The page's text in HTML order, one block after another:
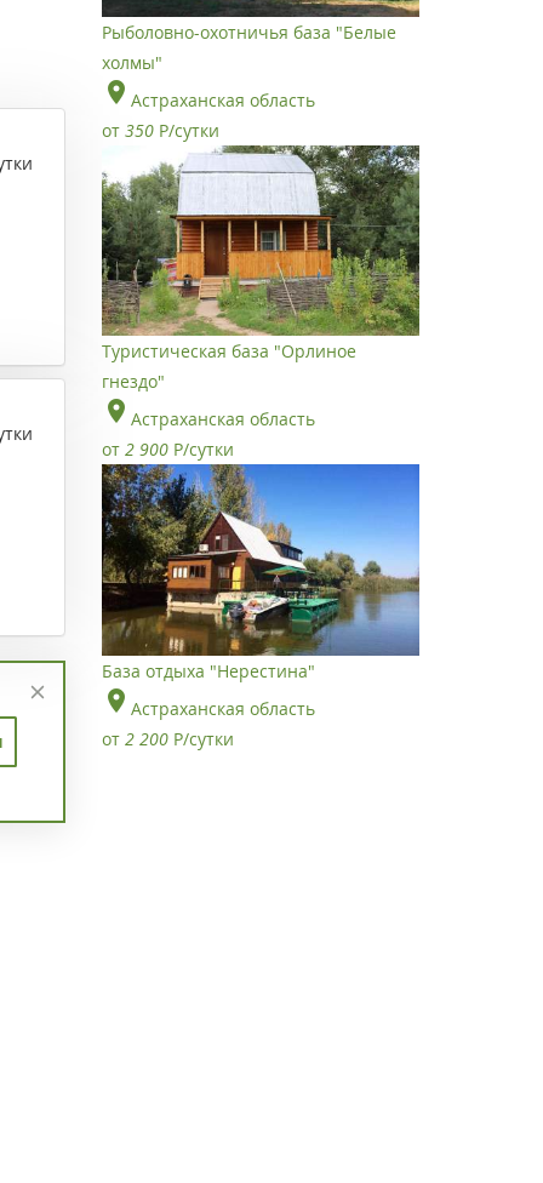
Рыболовно-охотничья база "Белые
холмы"
Астраханская область
от 350 Р/сутки
Туристическая база "Орлиное
гнездо"
Астраханская область
от 2 900 Р/сутки
База отдыха "Нерестина"
Астраханская область
от 2 200 Р/сутки